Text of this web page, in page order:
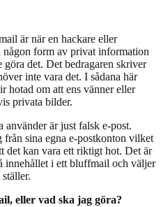
är när en hackare eller
någon form av privat information
det. Det bedragaren skriver
inte vara det. I sådana här
hotad om att ens vänner eller
privata bilder.
använder är just falsk e-post.
sina egna e-postkonton vilket
det kan vara ett riktigt hot. Det är
innehållet i ett bluffmail och väljer
eller vad ska jag göra?